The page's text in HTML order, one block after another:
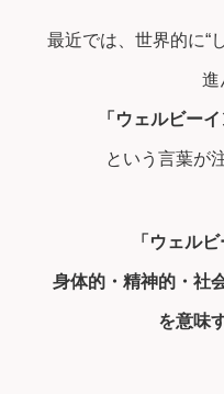
最近では、世界的に“
進
「ウェルビー
という言葉が
「ウェル
身体的・精神的・社
を意味